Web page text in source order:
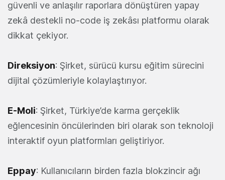
güvenli ve anlaşılır raporlara dönüştüren yapay
zekâ destekli no-code iş zekâsı platformu olarak
dikkat çekiyor.
Direksiyon: Şirket, sürücü kursu eğitim sürecini
dijital çözümleriyle kolaylaştırıyor.
E-Moli: Şirket, Türkiye’de karma gerçeklik
eğlencesinin öncülerinden biri olarak son teknoloji
interaktif oyun platformları geliştiriyor.
Eppay: Kullanıcıların birden fazla blokzincir ağı